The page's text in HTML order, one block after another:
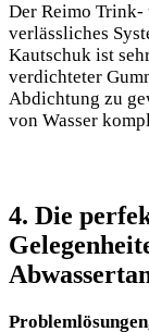
Der Reimo Trink-
verlässliches
Kautschuk ist
verdichteter
Abdichtung zu
von Wasser
4. Die